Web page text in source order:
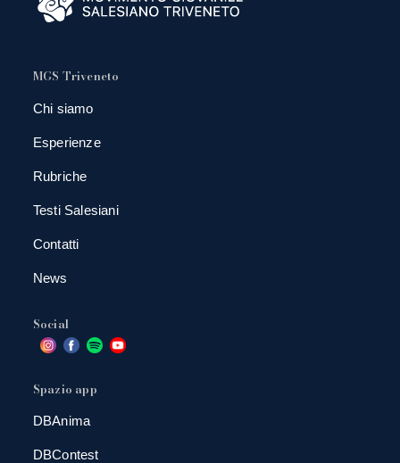
MGS Triveneto
Chi siamo
Esperienze
Rubriche
Testi Salesiani
Contatti
News
Social
Spazio app
DBAnima
DBContest